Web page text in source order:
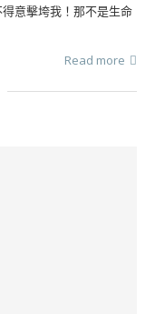
意擊垮我！那不是生命
Read more